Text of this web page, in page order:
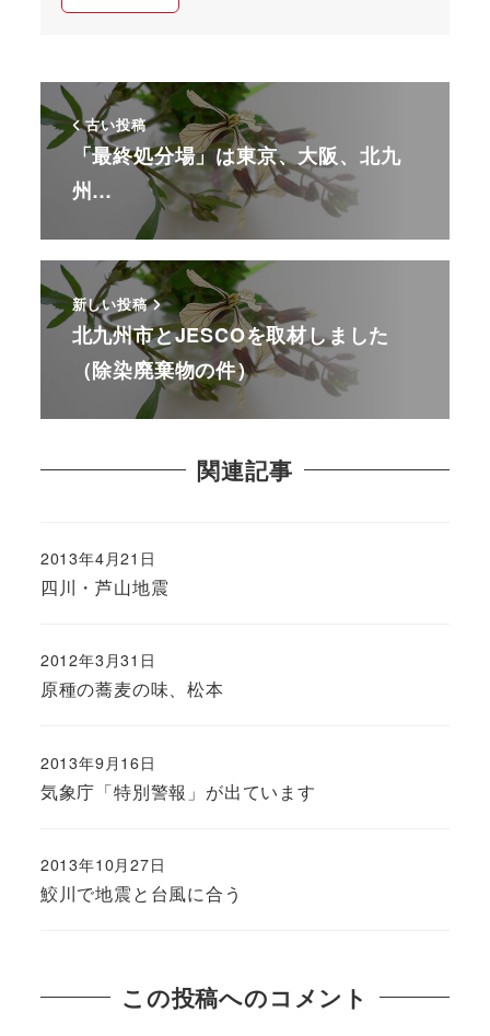
古い投稿
「最終処分場」は東京、大阪、北九
州…
新しい投稿
北九州市とJESCOを取材しました
（除染廃棄物の件）
関連記事
四川・芦山地震
2013年4月21日
原種の蕎麦の味、松本
2012年3月31日
気象庁「特別警報」が出ています
2013年9月16日
鮫川で地震と台風に合う
2013年10月27日
この投稿へのコメント